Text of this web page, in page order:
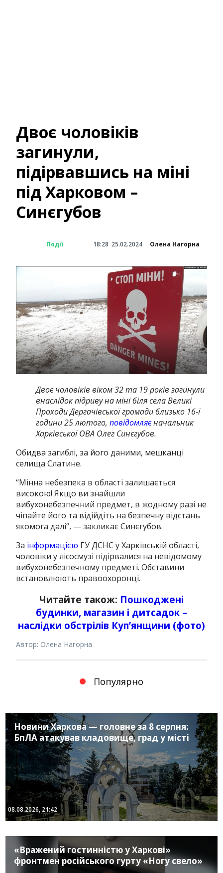
Двоє чоловіків
загинули,
підірвавшись на міні
під Харковом –
Синєгубов
Події 18:28 25.02.2024 Олена Нагорна
Двоє чоловіків віком 32 та 19 років загинули
внаслідок підриву на міні біля села Великі
Проходи Дергачівської громади близько 16-ї
години 25 лютого,повідомляєначальник
Харківської ОВА Олег Синєгубов.
Обидва загиблі, за його даними, мешканці
селища Слатине.
“Мінна небезпека в області залишається
високою! Якщо ви знайшли
вибухонебезпечний предмет, в жодному разі не
чіпайте його та відійдіть на безпечну відстань
якомога далі“, — закликає Синєгубов.
За інформацією ГУ ДСНС у Харківській області,
чоловіки у лісосмузі підірвалися на невідомому
вибухонебезпечному предметі.Обставини
встановлюють правоохоронці.
Читайте також: Пошкоджені
будинки, магазин і дитсадок –
наслідки обстрілів Куп’янщини (фото)
Автор: Олена Нагорна
Популярно
Новини Харкова — головне за 8 серпня:
БпЛА атакував кладовище, град у місті
08.08.2026, 21:42
«Вражений гостинністю у Харкові»
фронтмен російського гурту «Ногу свело»